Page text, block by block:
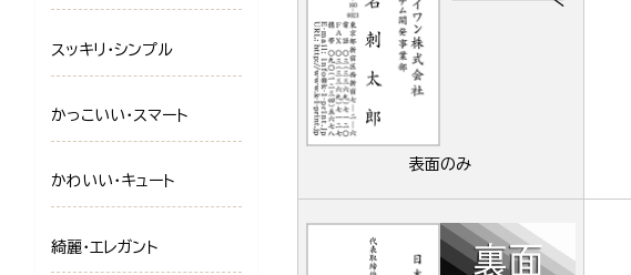
表面のみ
スッキリ・シンプル
かっこいい・スマート
かわいい・キュート
綺麗・エレガント